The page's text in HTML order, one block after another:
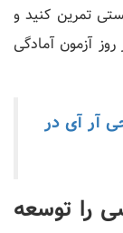
تمرین کنید و
آزمون آمادگی
آر آی در
را توسعه